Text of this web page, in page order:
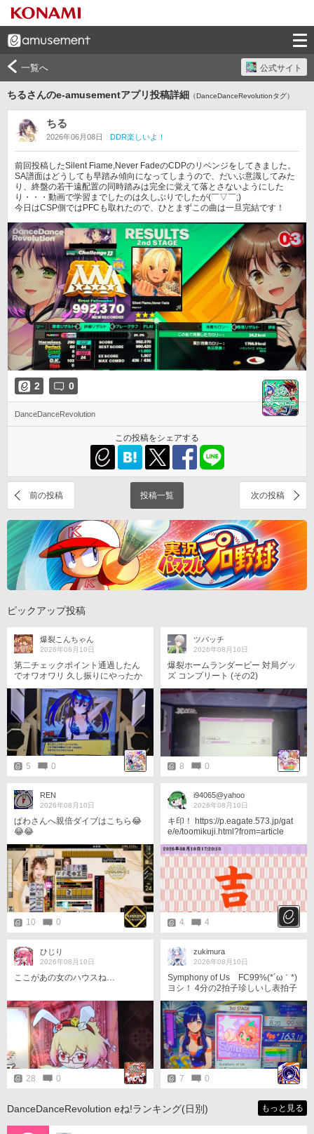
一覧へ 公式サイト
ちるさんのe-amusementアプリ投稿詳細 （DanceDanceRevolutionタグ）
ちる
2026年06月08日 DDR楽しいよ！
前回投稿したSilent Fiame,Never FadeのCDPのリベンジをしてきました。
SA譜面はどうしても早踏み傾向になってしまうので、だいぶ意識してみた
り、終盤の若干遠配置の同時踏みは完全に覚えて落とさないようにした
り・・・動画で学習までしたのは久しぶりでしたが(￣▽￣;)
今日はCSP側ではPFCも取れたので、ひとまずこの曲は一旦完結です！
2 0
DanceDanceRevolution
この投稿をシェアする
前の投稿 投稿一覧 次の投稿
ピックアップ投稿
爆裂こんちゃん
2026年08月10日
第二チェックポイント通過したん
でオワオワリ 久し振りにやったか
ら鈍ってたなぁと思う1日 クロは
大盛かぁ
5 0
ツバッチ
2026年08月10日
爆裂ホームランダービー 対局グッ
ズ コンプリート (その2)
8 0
REN
2026年08月10日
ぱわさんへ親倍ダイブはこちら😂
😂😂
10 0
i94065@yahoo
2026年08月10日
キ印！ https://p.eagate.573.jp/gat
e/e/toomikuji.html?from=article
4 4
ひじり
2026年08月10日
ここがあの女のハウスね…
28 0
zukimura
2026年08月10日
Symphony of Us FC99%(⁠*⁠´⁠ω⁠｀⁠*⁠)
ヨシ！ 4分の2拍子珍しいし表拍子
しい。珍しくない？
7 0
DanceDanceRevolution eね!ランキング(日別) もっと見る